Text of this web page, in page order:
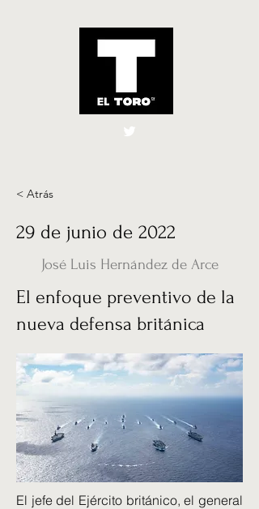
El Toro España
< Atrás
29 de junio de 2022
José Luis Hernández de Arce
El enfoque preventivo de la
nueva defensa británica
El jefe del Ejército británico, el general